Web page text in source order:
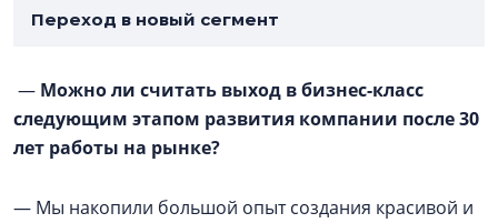
Переход в новый сегмент
— Можно ли считать выход в бизнес-класс
следующим этапом развития компании после 30
лет работы на рынке?
— Мы накопили большой опыт создания красивой и